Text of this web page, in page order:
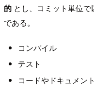
的 とし、コミット単位
である。
コンパイル
テスト
コードやドキュメン